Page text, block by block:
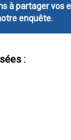
à partager vos
enquête.
: